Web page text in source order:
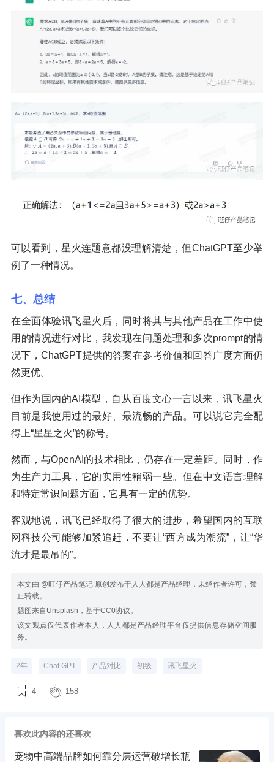
可以看到，星火连题意都没理解清楚，但ChatGPT至少举
例了一种情况。
七、总结
在全面体验讯飞星火后，同时将其与其他产品在工作中使
用的情况进行对比，我发现在问题处理和多次prompt的情
况下，ChatGPT提供的答案在参考价值和回答广度方面仍
然更优。
但作为国内的AI模型，自从百度文心一言以来，讯飞星火
目前是我使用过的最好、最流畅的产品。可以说它完全配
得上“星星之火”的称号。
然而，与OpenAI的技术相比，仍存在一定差距。同时，作
为生产力工具，它的实用性稍弱一些。但在中文语言理解
和特定常识问题方面，它具有一定的优势。
客观地说，讯飞已经取得了很大的进步，希望国内的互联
网科技公司能够加紧追赶，不要让“西方成为潮流”，让“华
流才是最吊的”。
本文由 @旺仔产品笔记 原创发布于人人都是产品经理，未经作者许可，禁
止转载。
题图来自Unsplash，基于CC0协议。
该文观点仅代表作者本人，人人都是产品经理平台仅提供信息存储空间服
务。
2年 Chat GPT 产品对比 初级 讯飞星火
4 158
喜欢此内容的还喜欢
宠物中高端品牌如何靠分层运营破增长瓶